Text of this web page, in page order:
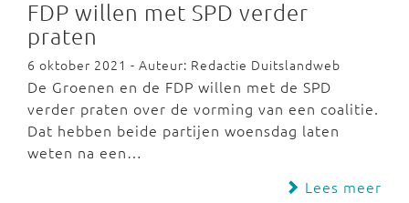
FDP willen met SPD verder
praten
6 oktober 2021 - Auteur: Redactie Duitslandweb
De Groenen en de FDP willen met de SPD
verder praten over de vorming van een coalitie.
Dat hebben beide partijen woensdag laten
weten na een…
Lees meer